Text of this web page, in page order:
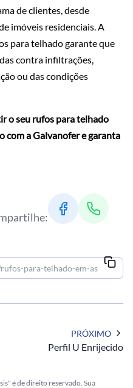
de clientes, desde
imóveis residenciais. A
para telhado garante que
contra infiltrações,
ou das condições
o seu rufos para telhado
com a Galvanofer e garanta
PRÓXIMO
Perfil U Enrijecido
é de direito reservado. Sua